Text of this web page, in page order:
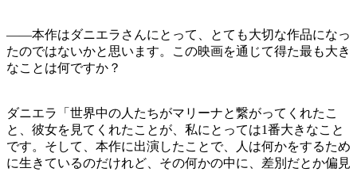
——本作はダニエラさんにとって、とても大切な作品になっ
たのではないかと思います。この映画を通じて得た最も大き
なことは何ですか？
ダニエラ「世界中の人たちがマリーナと繋がってくれたこ
と、彼女を見てくれたことが、私にとっては1番大きなこと
です。そして、本作に出演したことで、人は何かをするため
に生きているのだけれど、その何かの中に、差別だとか偏見